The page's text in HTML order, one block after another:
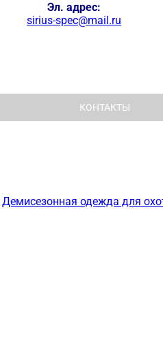
Эл. адрес:
sirius-spec@mail.ru
КОНТАКТЫ
Демисезонная одежда для